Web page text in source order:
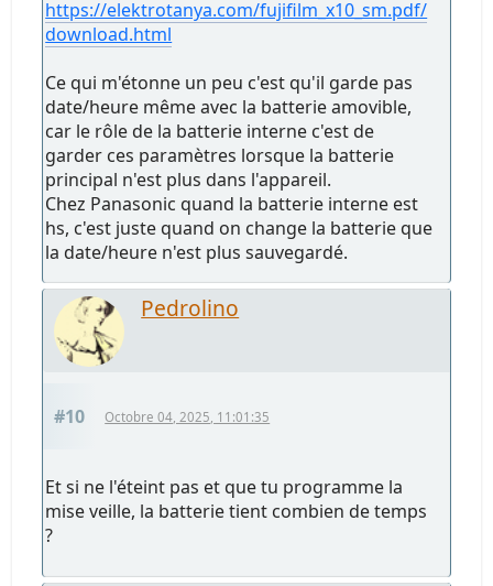
https://elektrotanya.com/fujifilm_x10_sm.pdf/
download.html
Ce qui m'étonne un peu c'est qu'il garde pas
date/heure même avec la batterie amovible,
car le rôle de la batterie interne c'est de
garder ces paramètres lorsque la batterie
principal n'est plus dans l'appareil.
Chez Panasonic quand la batterie interne est
hs, c'est juste quand on change la batterie que
la date/heure n'est plus sauvegardé.
Pedrolino
#10 Octobre 04, 2025, 11:01:35
Et si ne l'éteint pas et que tu programme la
mise veille, la batterie tient combien de temps
?